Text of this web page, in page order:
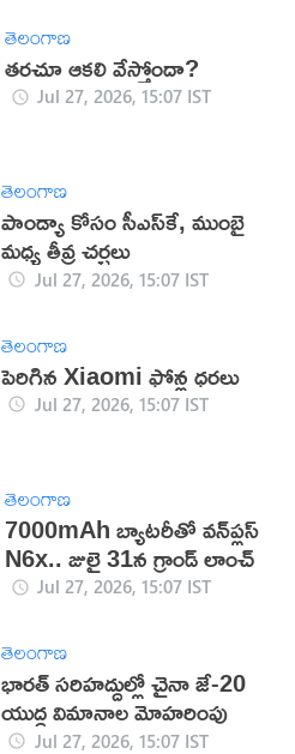
తెలంగాణ
తరచూ ఆకలి వేస్తోందా?
Jul 27, 2026, 15:07 IST
తెలంగాణ
పాండ్యా కోసం సీఎస్‌కే, ముంబై
మధ్య తీవ్ర చర్చలు
Jul 27, 2026, 15:07 IST
తెలంగాణ
పెరిగిన Xiaomi ఫోన్ల ధరలు
Jul 27, 2026, 15:07 IST
తెలంగాణ
7000mAh బ్యాటరీతో వన్‌ప్లస్
N6x.. జులై 31న గ్రాండ్ లాంచ్
Jul 27, 2026, 15:07 IST
తెలంగాణ
భారత్ సరిహద్దుల్లో చైనా జే-20
యుద్ధ విమానాల మోహరింపు
Jul 27, 2026, 15:07 IST